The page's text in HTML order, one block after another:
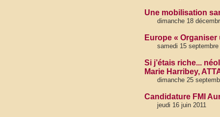
Une mobilisation
dimanche 18
Europe «
samedi 15 septembre
Si j’étais riche...
Marie Harribey,
dimanche 25
Candidature FMI
jeudi 16 juin 2011